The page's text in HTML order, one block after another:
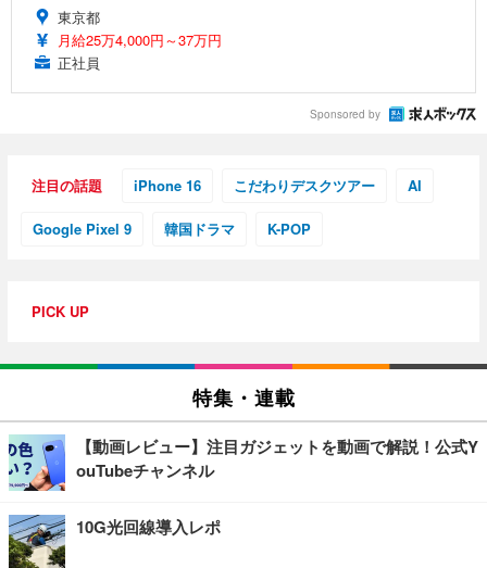
東京都
月給25万4,000円～37万円
正社員
Sponsored by
注目の話題 iPhone 16 こだわりデスクツアー AI
Google Pixel 9 韓国ドラマ K-POP
PICK UP
特集・連載
【動画レビュー】注目ガジェットを動画で解説！公式Y
ouTubeチャンネル
10G光回線導入レポ